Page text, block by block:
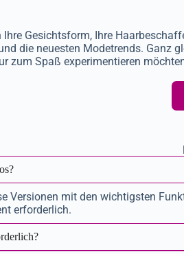
Gesichtsform, Ihre
die neuesten Modetrends. Ganz
zum Spaß experimentieren
Versionen mit den wichtigsten
erforderlich.